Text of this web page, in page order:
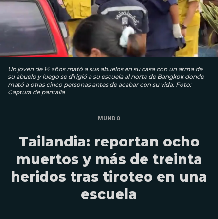
Un joven de 14 años mató a sus abuelos en su casa con un arma de
su abuelo y luego se dirigió a su escuela al norte de Bangkok donde
mató a otras cinco personas antes de acabar con su vida. Foto:
Captura de pantalla
MUNDO
Tailandia: reportan ocho
muertos y más de treinta
heridos tras tiroteo en una
escuela